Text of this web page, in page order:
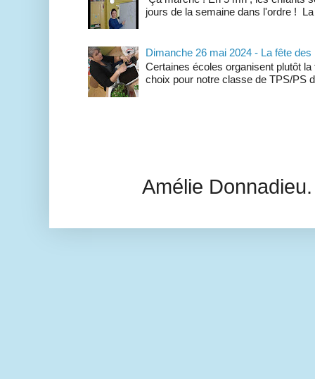
jours de la semaine dans l'ordre !
Dimanche 26 mai 2024 - La fête des
Certaines écoles organisent plutôt
choix pour notre classe de TPS/PS
Amélie